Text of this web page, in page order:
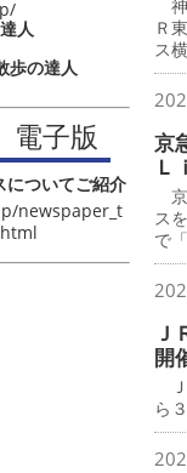
人
歩の達人
子版
についてご紹介
newspaper_t
神
Ｒ
ス
京
Ｌ
京
ス
で
開
Ｊ
ら